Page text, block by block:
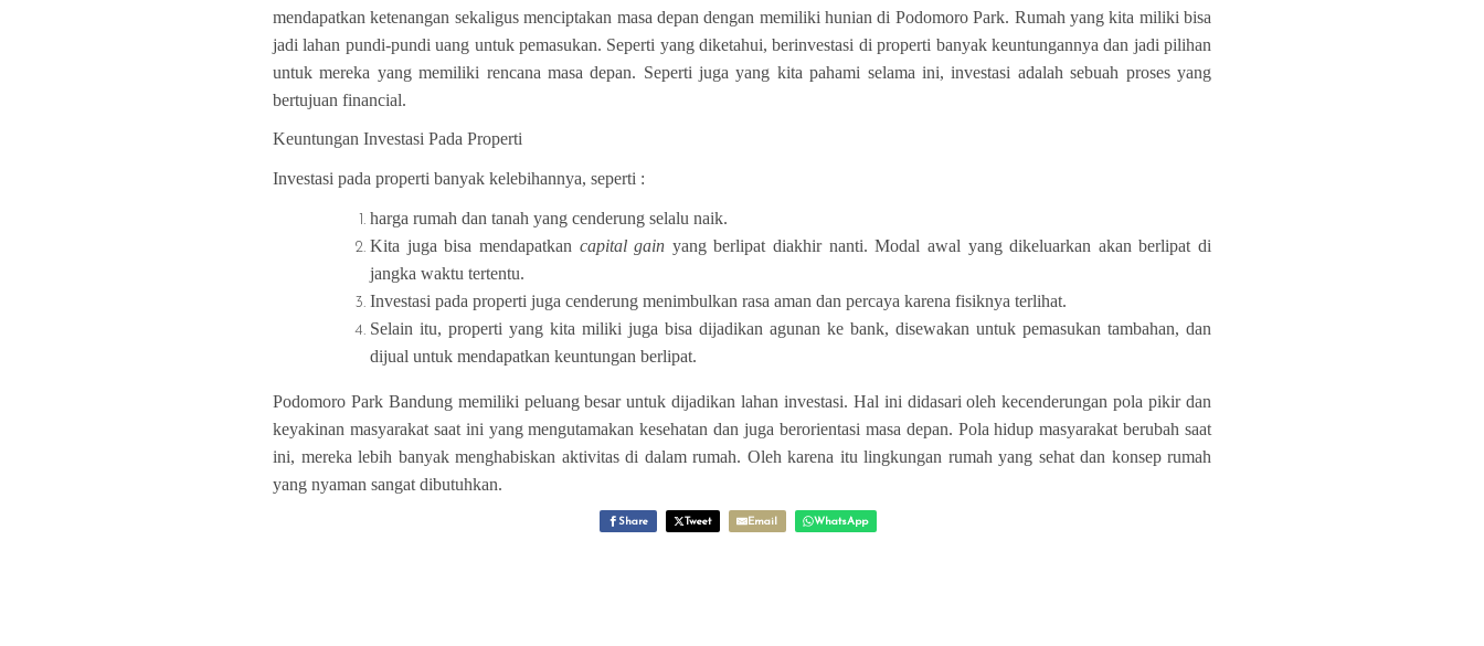
mendapatkan ketenangan sekaligus menciptakan masa depan dengan memiliki hunian di Podomoro Park. Rumah yang kita miliki bisa
jadi lahan pundi-pundi uang untuk pemasukan. Seperti yang diketahui, berinvestasi di properti banyak keuntungannya dan jadi pilihan
untuk mereka yang memiliki rencana masa depan. Seperti juga yang kita pahami selama ini,investasi adalah sebuah proses yang
bertujuan financial.
Keuntungan Investasi Pada Properti
Investasi pada properti banyak kelebihannya, seperti :
harga rumah dan tanah yang cenderung selalu naik.
Kita juga bisa mendapatkan capital gain yang berlipat diakhir nanti. Modal awal yang dikeluarkan akan berlipat di
jangka waktu tertentu.
Investasi pada properti juga cenderung menimbulkan rasa aman dan percaya karena fisiknya terlihat.
Selain itu, properti yang kita miliki juga bisa dijadikan agunan ke bank, disewakan untuk pemasukan tambahan, dan
dijual untuk mendapatkan keuntungan berlipat.
Podomoro Park Bandung memiliki peluang besar untuk dijadikan lahan investasi. Hal ini didasari oleh kecenderungan pola pikir dan
keyakinan masyarakat saat ini yang mengutamakan kesehatan dan juga berorientasi masa depan. Pola hidup masyarakat berubah saat
ini, mereka lebih banyak menghabiskan aktivitas di dalam rumah. Oleh karena itu lingkungan rumah yang sehat dan konsep rumah
yang nyaman sangat dibutuhkan.
Share Tweet Email WhatsApp